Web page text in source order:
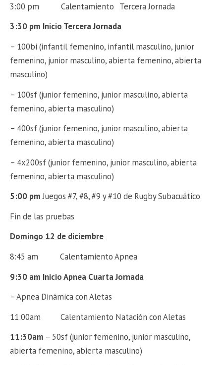
3:00 pm Calentamiento Tercera Jornada
3:30 pm Inicio Tercera Jornada
– 100bi (infantil femenino, infantil masculino, junior
femenino, junior masculino, abierta femenino, abierta
masculino)
– 100sf (junior femenino, junior masculino, abierta
femenino, abierta masculino)
– 400sf (junior femenino, junior masculino, abierta
femenino, abierta masculino)
– 4x200sf (junior femenino, junior masculino, abierta
femenino, abierta masculino)
5:00 pmJuegos #7, #8, #9 y #10 de Rugby Subacuático
Fin de las pruebas
Domingo 12 de diciembre
8:45 am Calentamiento Apnea
9:30 am Inicio Apnea Cuarta Jornada
– Apnea Dinámica con Aletas
11:00am Calentamiento Natación con Aletas
11:30am – 50sf (junior femenino, junior masculino,
abierta femenino, abierta masculino)